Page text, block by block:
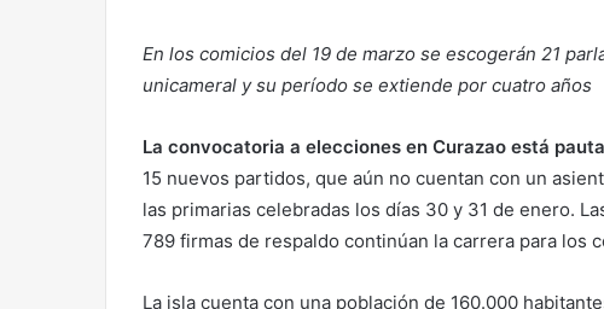
En los comicios del 19 de marzo se escogerán 21
unicameral y su período se extiende por cuatro años
La convocatoria a elecciones en Curazao está
15 nuevos partidos, que aún no cuentan con un
las primarias celebradas los días 30 y 31 de enero.
789 firmas de respaldo continúan la carrera para los
La isla cuenta con una población de 160.000